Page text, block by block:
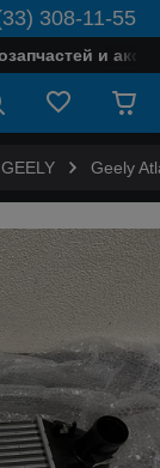
308-11-55
и
Geely